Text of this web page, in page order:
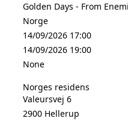
Golden Days - From
Norge
14/09/2026 17:00
14/09/2026 19:00
None
Norges residens
Valeursvej 6
2900 Hellerup